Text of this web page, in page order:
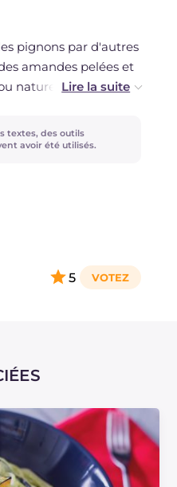
et la sauce
conserver au
pignons par d'autres
amandes pelées et
natures ou des
coque, vous pouvez
finale par de la
textes, des outils
avoir été utilisés.
5